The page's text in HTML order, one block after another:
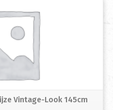
Vintage-Look 145cm